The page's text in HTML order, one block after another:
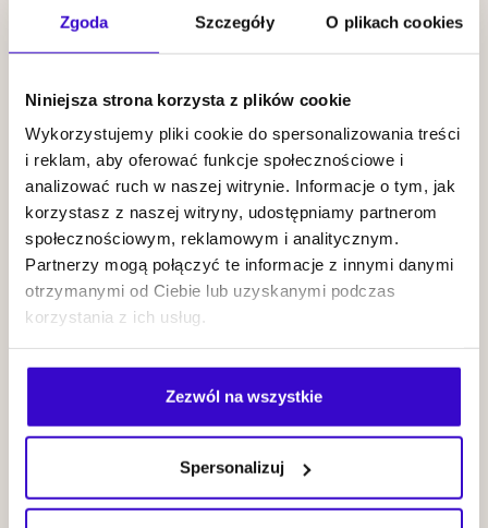
Zgoda Szczegóły O plikach cookies
Niniejsza strona korzysta z plików cookie
Wykorzystujemy pliki cookie do spersonalizowania treści
i reklam, aby oferować funkcje społecznościowe i
analizować ruch w naszej witrynie. Informacje o tym, jak
korzystasz z naszej witryny, udostępniamy partnerom
społecznościowym, reklamowym i analitycznym.
Partnerzy mogą połączyć te informacje z innymi danymi
otrzymanymi od Ciebie lub uzyskanymi podczas
korzystania z ich usług.
Zezwól na wszystkie
Spersonalizuj
19.09
Paulina
Przybysz |
Insides
KUP BILET
20.09
2026